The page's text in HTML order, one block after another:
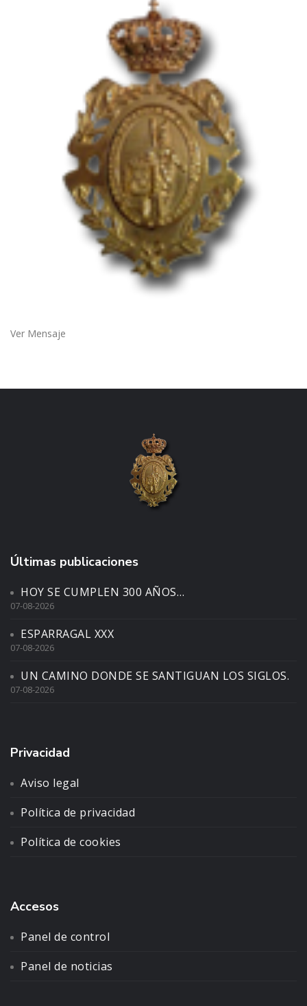
Ver Mensaje
Últimas publicaciones
HOY SE CUMPLEN 300 AÑOS…
07-08-2026
ESPARRAGAL XXX
07-08-2026
UN CAMINO DONDE SE SANTIGUAN LOS SIGLOS.
07-08-2026
Privacidad
Aviso legal
Política de privacidad
Política de cookies
Accesos
Panel de control
Panel de noticias